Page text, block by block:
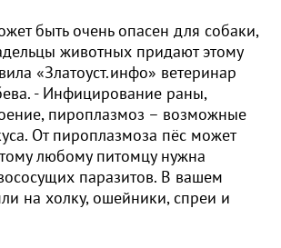
быть очень опасен для собаки,
животных придают этому
«Златоуст.инфо» ветеринар
- Инфицирование раны,
пироплазмоз – возможные
От пироплазмоза пёс может
любому питомцу нужна
паразитов. В вашем
на холку, ошейники, спреи и